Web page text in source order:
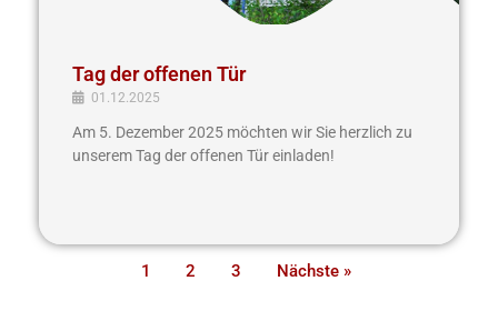
Tag der offenen Tür
01.12.2025
Am 5. Dezember 2025 möchten wir Sie herzlich zu
unserem Tag der offenen Tür einladen!
1 2 3 Nächste »